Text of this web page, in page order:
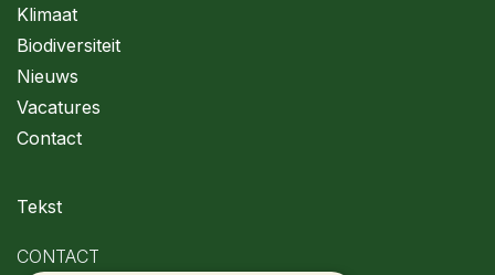
Klimaat
Biodiversiteit
Nieuws
Vacatures
Contact
Tekst
CONTACT